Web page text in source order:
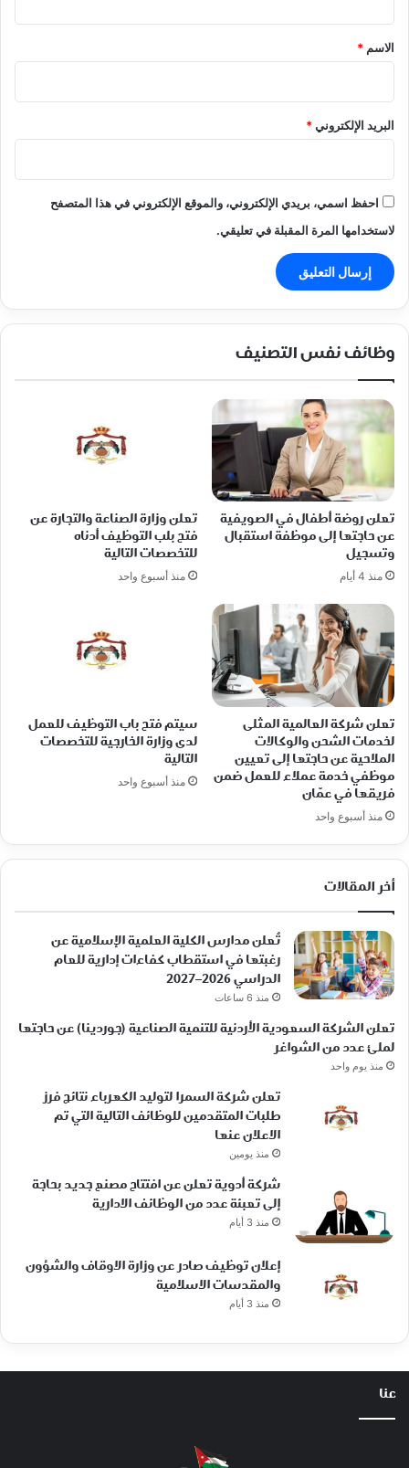
*
الاسم *
البريد الإلكتروني*
احفظ اسمي، بريدي الإلكتروني، والموقع الإلكتروني في هذا المتصفح
لاستخدامها المرة المقبلة في تعليقي.
وظائف نفس التصنيف
تعلن روضة أطفال في الصويفية
عن حاجتها إلى موظفة استقبال
وتسجيل
منذ 4 أيام
تعلن وزارة الصناعة والتجارة عن
فتح بلب التوظيف أدناه
للتخصصات التالية
منذ أسبوع واحد
تعلن شركة العالمية المثلى
لخدمات الشحن والوكالات
الملاحية عن حاجتها إلى تعيين
موظفي خدمة عملاء للعمل ضمن
فريقها في عمّان
منذ أسبوع واحد
سيتم فتح باب التوظيف للعمل
لدى وزارة الخارجية للتخصصات
التالية
منذ أسبوع واحد
أخر المقالات
تُعلن مدارس الكلية العلمية الإسلامية عن
رغبتها في استقطاب كفاءات إدارية للعام
الدراسي 2026–2027
منذ 6 ساعات
تعلن الشركة السعودية الأردنية للتنمية الصناعية (جوردينا) عن حاجتها
لملئ عدد من الشواغر
منذ يوم واحد
تعلن شركة السمرا لتوليد الكهرباء نتائج فرز
طلبات المتقدمين للوظائف التالية التي تم
الاعلان عنها
منذ يومين
شركة أدوية تعلن عن افتتاح مصنع جديد بحاجة
إلى تعبئة عدد من الوظائف الادارية
منذ 3 أيام
إعلان توظيف صادر عن وزارة الاوقاف والشؤون
والمقدسات الاسلامية
منذ 3 أيام
عنا